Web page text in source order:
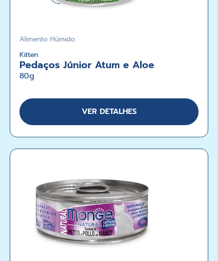
Alimento Húmido
Kitten
Pedaços Júnior Atum e Aloe
80g
VER DETALHES